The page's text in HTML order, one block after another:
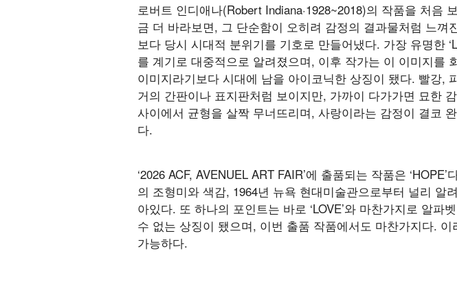
로버트 인디애나(Robert Indiana·1928~2018)의 작품을 처
금 더 바라보면, 그 단순함이 오히려 감정의 결과물처럼 느
보다 당시 시대적 분위기를 기호로 만들어냈다. 가장 유명한
를 계기로 대중적으로 알려졌으며, 이후 작가는 이 이미지를
이미지라기보다 시대에 남을 아이코닉한 상징이 됐다. 빨강,
거의 간판이나 표지판처럼 보이지만, 가까이 다가가면 묘한
사이에서 균형을 살짝 무너뜨리며, 사랑이라는 감정이 결코
다.
‘2026 ACF, AVENUEL ART FAIR’에 출품되는 작품은
의 조형미와 색감, 1964년 뉴욕 현대미술관으로부터 널리
아있다. 또 하나의 포인트는 바로 ‘LOVE’와 마찬가지로 알
수 없는 상징이 됐으며, 이번 출품 작품에서도 마찬가지다.
가능하다.